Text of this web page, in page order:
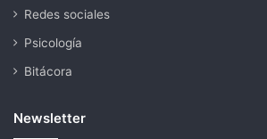
Redes sociales
Psicología
Bitácora
Newsletter